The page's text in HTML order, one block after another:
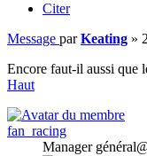
Citer
Message parKeating »
Encore faut-il aussi que
Haut
fan_racing
Manager